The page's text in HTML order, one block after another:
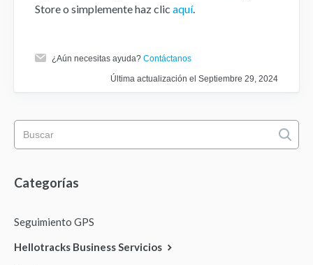
Contacto
Store o simplemente haz clic aquí.
¿Aún necesitas ayuda? Contáctanos
Última actualización el Septiembre 29, 2024
Categorías
Seguimiento GPS
Hellotracks Business Servicios